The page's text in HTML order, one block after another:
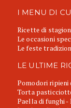
I MENU DI
Ricette di
Le occasioni
Le feste
LE ULTIME
Pomodori ripieni
Torta
Paella di funghi -